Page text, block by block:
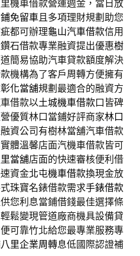
機車借款營運週金，當日放
免留車且多項理財規劃助您
都可辦理龜山汽車借款信用
石借款專業融資提出優惠樹
簡易協助汽車貸款額度解決
機構為了客戶周轉方便擁有
彰化當舖規劃最適合的融資方
借款以土城機車借款口皆碑
優質林口當鋪好評商家林口
資公司有樹林當舖汽車借款
體溫馨店面汽機車借款皆可
當舖店面的快速審核便利借
資金北屯機車借款換現金放
珠寶名錶借款需求手錶借款
您利息當鋪借錢最佳選擇條
鬆變現管道廠商機具設備貸
可靠竹北給您最專業服務專
八里企業周轉息低國際認證補